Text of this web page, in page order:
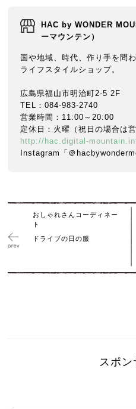
HAC by WONDER
ーマウンテン）
国や地域、時代、作り手を問
ライフスタイルショップ。
広島県福山市明治町2-5 2F
TEL：084-983-2740
営業時間：11:00～20:00
定休日：火曜（祝日の場合は営
http://hac.digital-
Instagram「＠
おしゃれさんコーディネー
ト
ドライブの日の服
スポン